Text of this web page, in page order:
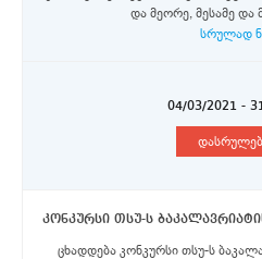
და მეორე, მესამე და
სრულად
04/03/2021 -
ცხადდება კონკურსი თსუ-ს